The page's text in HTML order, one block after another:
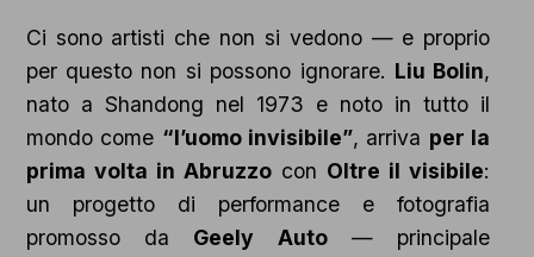
Ci sono artisti che non si vedono — e proprio
per questo non si possono ignorare. Liu Bolin,
nato a Shandong nel 1973 e noto in tutto il
mondo come “l’uomo invisibile”, arriva per la
prima volta in Abruzzocon Oltre il visibile:
un progetto di performance e fotografia
promosso da Geely Auto— principale